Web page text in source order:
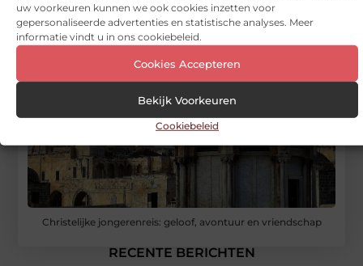
uw voorkeuren kunnen we ook cookies inzetten voor
gepersonaliseerde advertenties en statistische analyses. Meer
informatie vindt u in ons cookiebeleid.
Cookies Accepteren
Bekijk Voorkeuren
Cookiebeleid
Christelijke jongerenreis: geloof, avontuur en vriendschap
RECENTE BERICHTEN